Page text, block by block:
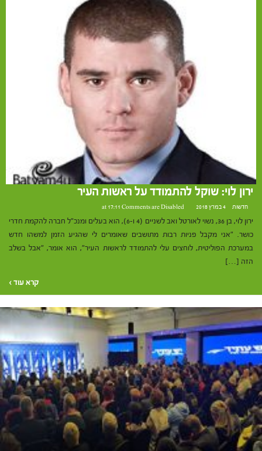
ירון לוי: שוקל להתמודד על ראשות העיר
חדשות 4 במרץ 2018 at 17:11 Comments are Disabled
ירון לוי, בן 36, נשוי לאורטל ואב לשניים (4 ו-6), הוא בעלים ומנכ"ל חברה להקמת חדרי
כושר. "אני מקבל פניות רבות מתושבים שאומרים לי שהגיע הזמן למשהו חדש
במערכת הפוליטית, לוחצים עלי להתמודד לראשות העיר", הוא אומר, "אבל בשלב
הזה […]
קרא עוד ›